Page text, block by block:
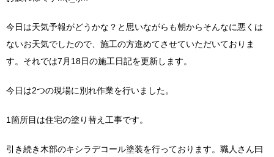
今日は天気予報がどうかな？と思いながらも朝からそんなに悪くは
ないお天気でしたので、施工の方進めてさせていただいておりま
す。それでは7月18日の施工日記を更新します。
今日は2つの現場に別れ作業を行いました。
1箇所目は住宅の塗り替え工事です。
引き続き木部のキシラデコール塗装を行っております。職人さん曰